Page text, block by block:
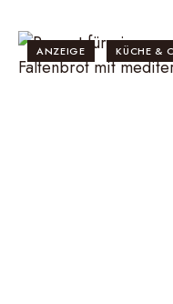
ANZEIGE KÜCHE &